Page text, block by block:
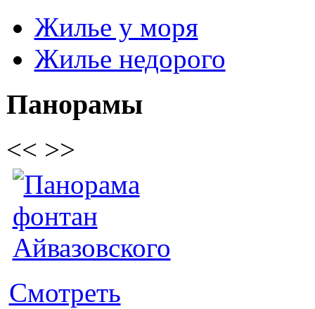
Жилье у моря
Жилье недорого
Панорамы
<< >>
Смотреть